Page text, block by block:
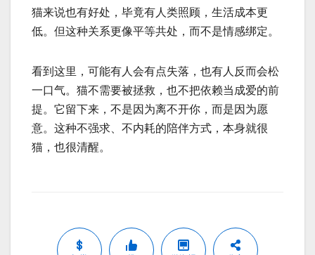
猫来说也有好处，毕竟有人类照顾，生活成本更
低。但这种关系更像平等共处，而不是情感绑定。
看到这里，可能有人会有点失落，也有人反而会松
一口气。猫不需要被拯救，也不把依赖当成爱的前
提。它留下来，不是因为离不开你，而是因为愿
意。这种不强求、不内耗的陪伴方式，本身就很
猫，也很清醒。